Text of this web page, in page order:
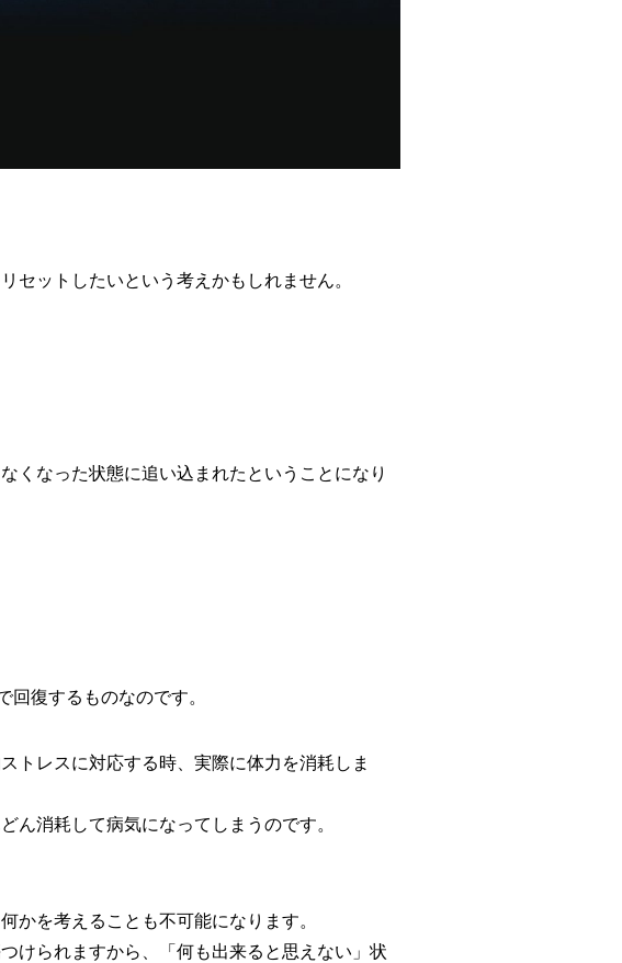
セットしたいという考えかもしれません。
くなった状態に追い込まれたということになり
復するものなのです。
トレスに対応する時、実際に体力を消耗しま
ん消耗して病気になってしまうのです。
かを考えることも不可能になります。
けられますから、「何も出来ると思えない」状